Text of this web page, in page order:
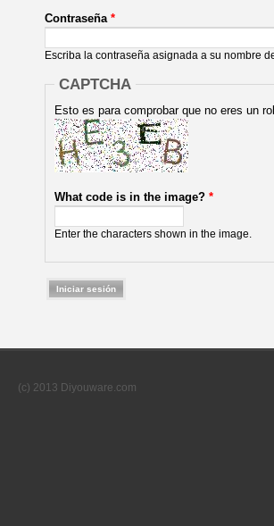
Contraseña *
Escriba la contraseña asignada a su nombre
CAPTCHA
Esto es para comprobar que no eres un
What code is in the image? *
Enter the characters shown in the image.
(c) 2013 Diyouware.com